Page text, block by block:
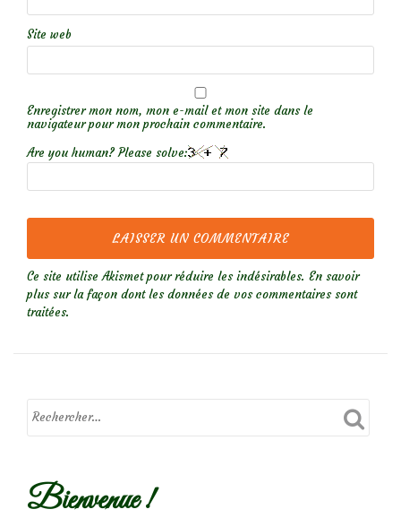
Site web
Enregistrer mon nom, mon e-mail et mon site dans le
navigateur pour mon prochain commentaire.
Are you human? Please solve:
Ce site utilise Akismet pour réduire les indésirables. En savoir
plus sur la façon dont les données de vos commentaires sont
traitées.
Bienvenue !